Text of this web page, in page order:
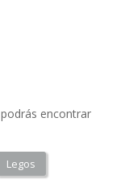
encontrar
Legos